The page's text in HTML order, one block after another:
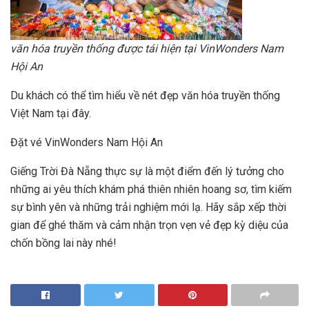
văn hóa truyền thống được tái hiện tại VinWonders Nam
Hội An
Du khách có thể tìm hiểu về nét đẹp văn hóa truyền thống
Việt Nam tại đây.
Đặt vé VinWonders Nam Hội An
Giếng Trời Đà Nẵng thực sự là một điểm đến lý tưởng cho
những ai yêu thích khám phá thiên nhiên hoang sơ, tìm kiếm
sự bình yên và những trải nghiệm mới lạ. Hãy sắp xếp thời
gian để ghé thăm và cảm nhận trọn vẹn vẻ đẹp kỳ diệu của
chốn bồng lai này nhé!